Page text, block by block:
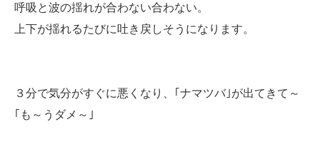
呼吸と波の揺れが合わない合わない。
上下が揺れるたびに吐き戻しそうになります。
３分で気分がすぐに悪くなり、｢ナマツバ｣が出てきて～
｢も～うダメ～｣